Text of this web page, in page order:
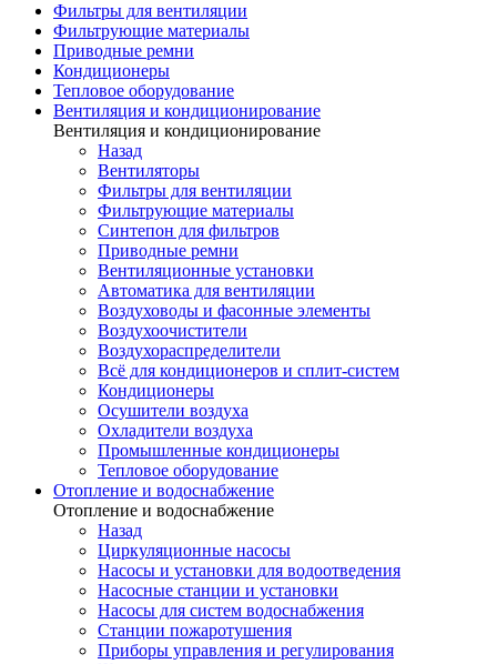
Фильтры для вентиляции
Фильтрующие материалы
Приводные ремни
Кондиционеры
Тепловое оборудование
Вентиляция и кондиционирование
Вентиляция и кондиционирование
Назад
Вентиляторы
Фильтры для вентиляции
Фильтрующие материалы
Синтепон для фильтров
Приводные ремни
Вентиляционные установки
Автоматика для вентиляции
Воздуховоды и фасонные элементы
Воздухоочистители
Воздухораспределители
Всё для кондиционеров и сплит-систем
Кондиционеры
Осушители воздуха
Охладители воздуха
Промышленные кондиционеры
Тепловое оборудование
Отопление и водоснабжение
Отопление и водоснабжение
Назад
Циркуляционные насосы
Насосы и установки для водоотведения
Насосные станции и установки
Насосы для систем водоснабжения
Станции пожаротушения
Приборы управления и регулирования